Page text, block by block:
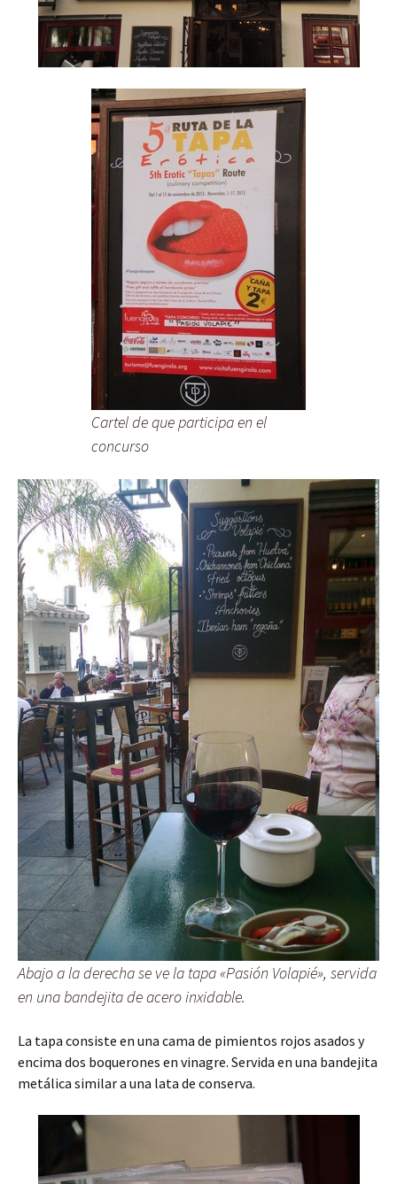
Cartel de que participa en el
concurso
Abajo a la derecha se ve la tapa «Pasión Volapié», servida
en una bandejita de acero inxidable.
La tapa consiste en una cama de pimientos rojos asados y
encima dos boquerones en vinagre. Servida en una bandejita
metálica similar a una lata de conserva.